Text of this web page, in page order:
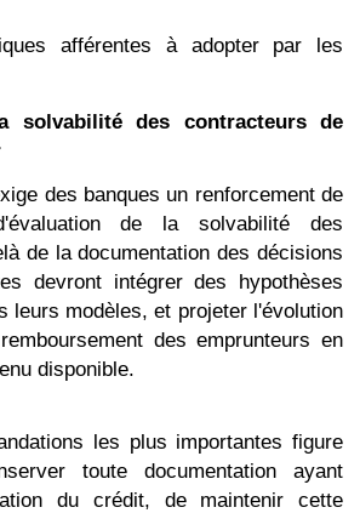
afférentes à adopter par les
solvabilité des contracteurs de
des banques un renforcement de
de la solvabilité des
de la documentation des décisions
devront intégrer des hypothèses
leurs modèles, et projeter l'évolution
des emprunteurs en
disponible.
les plus importantes figure
toute documentation ayant
du crédit, de maintenir cette